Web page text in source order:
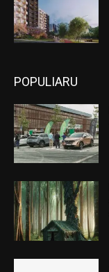
POPULIARU